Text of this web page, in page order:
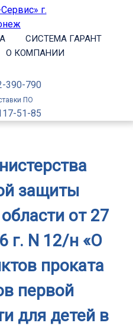
СИСТЕМА ГАРАНТ
О КОМПАНИИ
390-790
ПО
51-85
защиты
от 27
г. N 12/н «О
проката
первой
для детей в